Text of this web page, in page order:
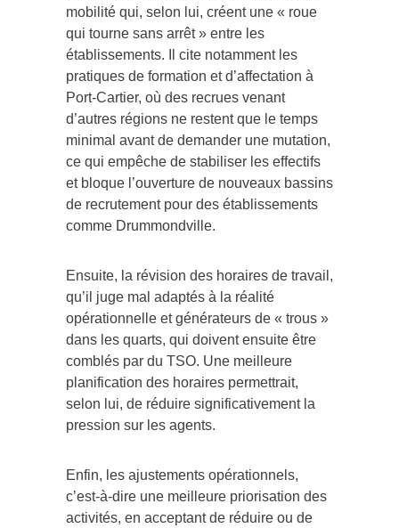
mobilité qui, selon lui, créent une « roue
qui tourne sans arrêt » entre les
établissements. Il cite notamment les
pratiques de formation et d’affectation à
Port-Cartier, où des recrues venant
d’autres régions ne restent que le temps
minimal avant de demander une mutation,
ce qui empêche de stabiliser les effectifs
et bloque l’ouverture de nouveaux bassins
de recrutement pour des établissements
comme Drummondville.
Ensuite, la révision des horaires de travail,
qu’il juge mal adaptés à la réalité
opérationnelle et générateurs de « trous »
dans les quarts, qui doivent ensuite être
comblés par du TSO. Une meilleure
planification des horaires permettrait,
selon lui, de réduire significativement la
pression sur les agents.
Enfin, les ajustements opérationnels,
c’est-à-dire une meilleure priorisation des
activités, en acceptant de réduire ou de